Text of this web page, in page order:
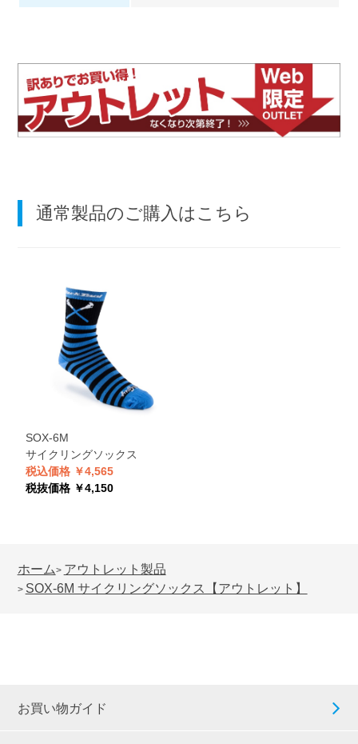
通常製品のご購入はこちら
SOX-6M
サイクリングソックス
税込価格 ￥4,565
税抜価格 ￥4,150
ホーム> アウトレット製品
> SOX-6M サイクリングソックス【アウトレット】
お買い物ガイド